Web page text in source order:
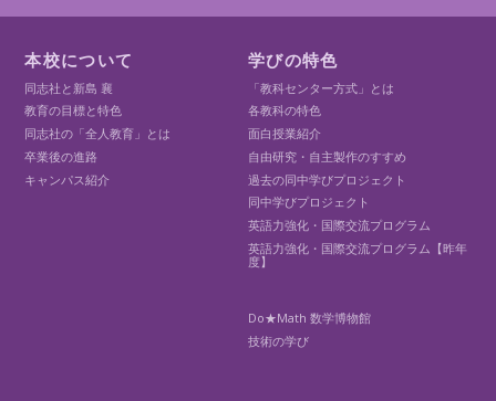
本校について
同志社と新島 襄
教育の目標と特色
同志社の「全人教育」とは
卒業後の進路
キャンパス紹介
学びの特色
「教科センター方式」とは
各教科の特色
面白授業紹介
自由研究・自主製作のすすめ
過去の同中学びプロジェクト
同中学びプロジェクト
英語力強化・国際交流プログラム
英語力強化・国際交流プログラム【昨年
度】
Do★Math 数学博物館
技術の学び